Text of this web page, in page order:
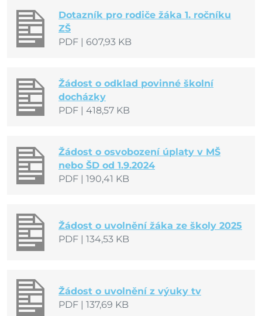
Dotazník pro rodiče žáka 1. ročníku
ZŠ
PDF
607,93 KB
Žádost o odklad povinné školní
docházky
PDF
418,57 KB
Žádost o osvobození úplaty v MŠ
nebo ŠD od 1.9.2024
PDF
190,41 KB
Žádost o uvolnění žáka ze školy 2025
PDF
134,53 KB
Žádost o uvolnění z výuky tv
PDF
137,69 KB